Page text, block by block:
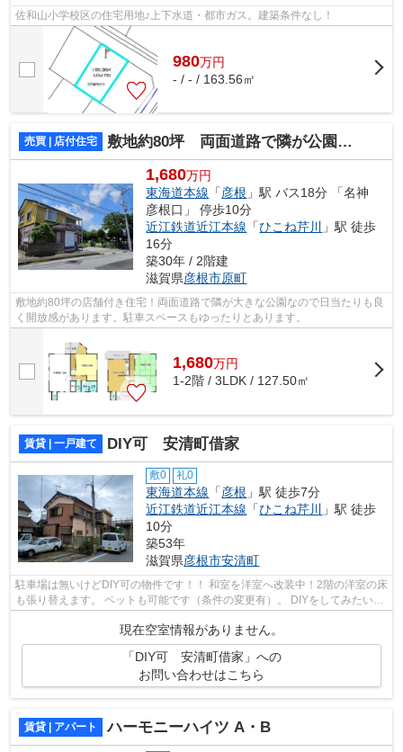
佐和山小学校区の住宅用地♪上下水道・都市ガス。建築条件なし！
980万円
- / - / 163.56㎡
売買 | 店付住宅 敷地約80坪 両面道路で隣が公園の店舗付き住宅
1,680万円
東海道本線 「彦根 」駅 バス18分 「名神
彦根口」 停歩10分
近江鉄道近江本線 「ひこね芹川
」駅 徒歩
16分
築30年 / 2階建
滋賀県彦根市原町
敷地約80坪の店舗付き住宅！両面道路で隣が大きな公園なので日当たりも良
く開放感があります。駐車スペースもゆったりとあります。
1,680万円
1-2階 / 3LDK / 127.50㎡
賃貸 | 一戸建て DIY可 安清町借家
敷0 礼0
東海道本線 「彦根 」駅 徒歩7分
近江鉄道近江本線 「ひこね芹川
」駅 徒歩
10分
築53年
滋賀県彦根市安清町
駐車場は無いけどDIY可の物件です！！ 和室を洋室へ改装中！2階の洋室の床
も張り替えます。 ペットも可能です（条件の変更有）。 DIYをしてみたい
現在空室情報がありません。
「DIY可 安清町借家」への
お問い合わせはこちら
賃貸 | アパート ハーモニーハイツ A・B